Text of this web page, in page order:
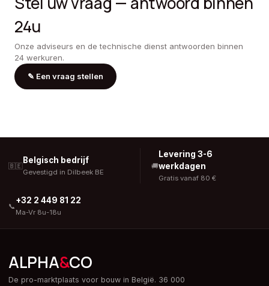
24u
Onze adviseurs en de technische dienst antwoorden binnen
24 werkuren.
✎ Een vraag stellen
🇧🇪
Belgisch bedrijf
Gevestigd in Dilbeek BE
🚚
Levering 3-6
werkdagen
Gratis vanaf 80 €
📞
+32 2 449 81 22
Ma-Vr 8u-18u
ALPHA&CO
De pro-marktplaats voor bouw in België. 36 000